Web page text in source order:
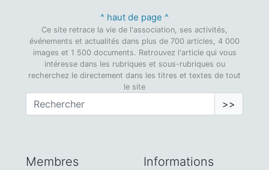
^ haut de page ^
Ce site retrace la vie de l'association, ses activités,
événements et actualités dans plus de 700 articles, 4 000
images et 1 500 documents. Retrouvez l'article qui vous
intéresse dans les rubriques et sous-rubriques ou
recherchez le directement dans les titres et textes de tout
le site
>>
Membres Informations